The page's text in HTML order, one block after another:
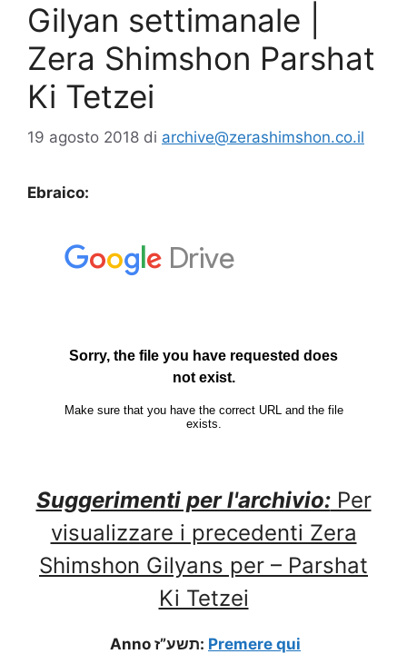
Gilyan settimanale |
Zera Shimshon Parshat
Ki Tetzei
19 agosto 2018 di archive@zerashimshon.co.il
Ebraico:
Suggerimenti per l'archivio:Per
visualizzare i precedenti Zera
Shimshon Gilyans per – Parshat
Ki Tetzei
Anno תשע”ז: Premere qui